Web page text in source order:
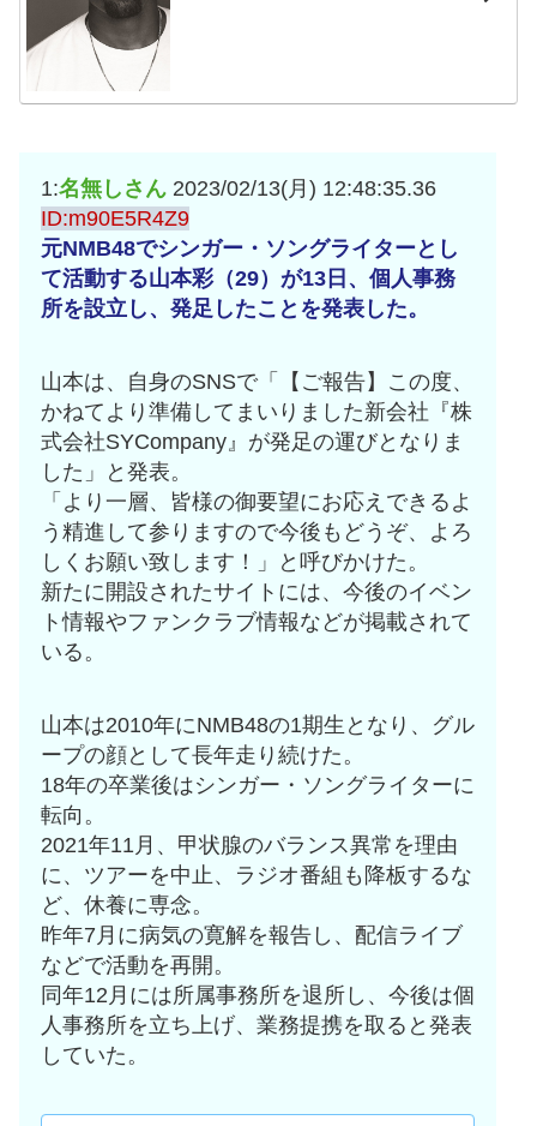
Powered by livedoor 相
1:名無しさん 2023/02/13(月) 12:48:35.36
ID:m90E5R4Z9
元NMB48でシンガー・ソングライターとし
て活動する山本彩（29）が13日、個人事務
所を設立し、発足したことを発表した。
山本は、自身のSNSで「【ご報告】この度、
かねてより準備してまいりました新会社『株
式会社SYCompany』が発足の運びとなりま
した」と発表。
「より一層、皆様の御要望にお応えできるよ
う精進して参りますので今後もどうぞ、よろ
しくお願い致します！」と呼びかけた。
新たに開設されたサイトには、今後のイベン
ト情報やファンクラブ情報などが掲載されて
いる。
山本は2010年にNMB48の1期生となり、グル
ープの顔として長年走り続けた。
18年の卒業後はシンガー・ソングライターに
転向。
2021年11月、甲状腺のバランス異常を理由
に、ツアーを中止、ラジオ番組も降板するな
ど、休養に専念。
昨年7月に病気の寛解を報告し、配信ライブ
などで活動を再開。
同年12月には所属事務所を退所し、今後は個
人事務所を立ち上げ、業務提携を取ると発表
していた。